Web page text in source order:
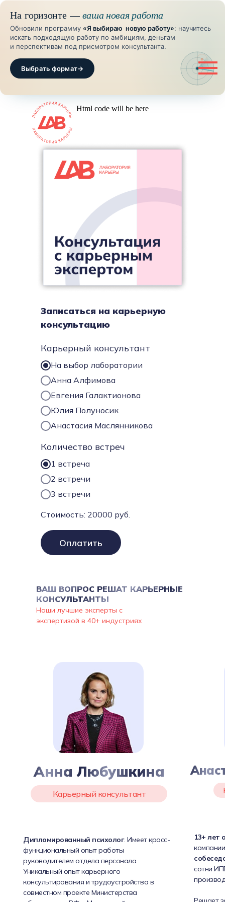
На горизонте —ваша новая работа
Обновили программу «Я выбираю новую работу»: научитесь
искать подходящую работу по амбициям, деньгам
и перспективам под присмотром консультанта.
Выбрать формат→
Html code will be here
Карьерный консультант
На выбор лаборатории
Анна Алфимова
Евгения Галактионова
Юлия Полуносик
Анастасия Маслянникова
Количество встреч
1 встреча
2 встречи
3 встречи
Стоимость: 20000 руб.
Оплатить
Записаться на карьерную
консультацию
ВАШ ВОПРОС РЕШАТ КАРЬЕРНЫЕ
КОНСУЛЬТАНТЫ
Наши лучшие эксперты с
экспертизой в 40+ индустриях
13+ лет
сотни
Дипломированный психолог. Имеет кросс-
функциональный опыт работы
руководителем отдела персонала.
Уникальный опыт карьерного
консультирования и трудоустройства в
совместном проекте Министерства
Карьерный консультант
Анна Любушкина